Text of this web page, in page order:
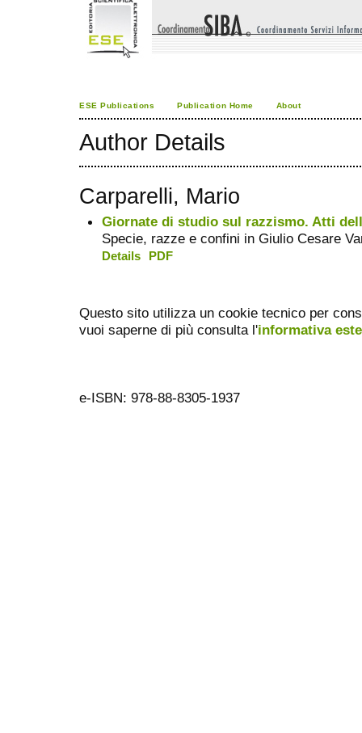
ESE Publications Publication Home About
Author Details
Carparelli, Mario
Giornate di studio sul razzismo. Atti
Specie, razze e confini in Giulio Cesare
Details PDF
Questo sito utilizza un cookie tecnico per
vuoi saperne di più consulta l'informativa
e-ISBN: 978-88-8305-1937